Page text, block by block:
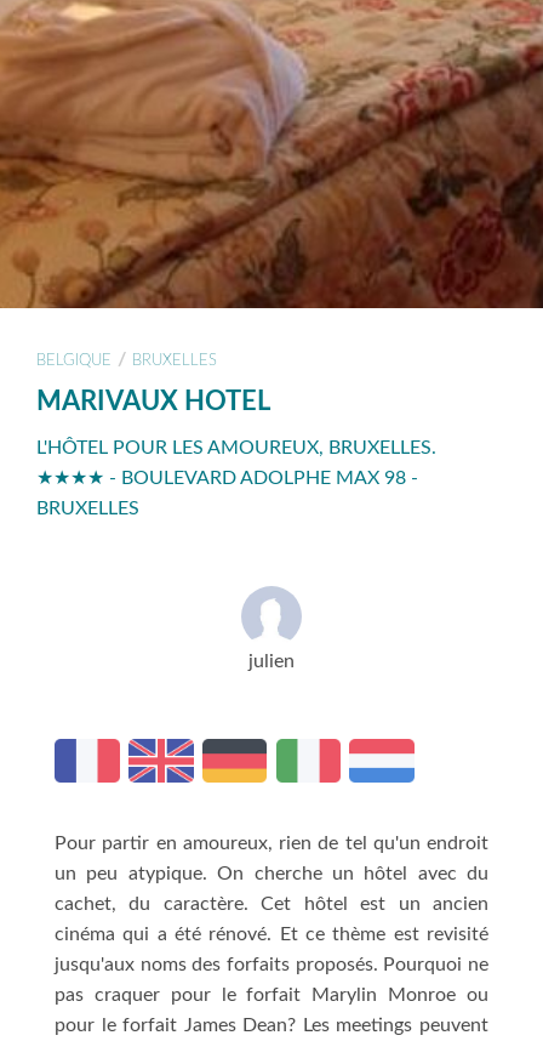
BELGIQUE / BRUXELLES
MARIVAUX HOTEL
L'HÔTEL POUR LES AMOUREUX, BRUXELLES.
★★★★ - BOULEVARD ADOLPHE MAX 98 -
BRUXELLES
julien
Pour partir en amoureux, rien de tel qu'un endroit
un peu atypique. On cherche un hôtel avec du
cachet, du caractère. Cet hôtel est un ancien
cinéma qui a été rénové. Et ce thème est revisité
jusqu'aux noms des forfaits proposés. Pourquoi ne
pas craquer pour le forfait Marylin Monroe ou
pour le forfait James Dean? Les meetings peuvent